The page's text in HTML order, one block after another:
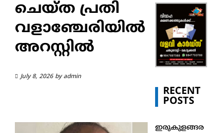
ചെയ്ത പ്രതി
വളാഞ്ചേരിയിൽ
അറസ്റ്റിൽ
July 8, 2026by admin
RECENT
POSTS
ഇരുകുളങ്ങര